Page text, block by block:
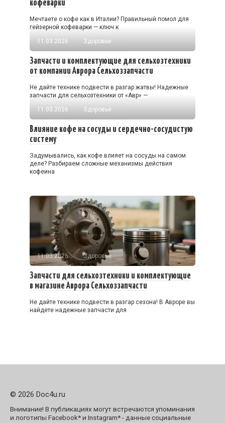
кофеварки
Мечтаете о кофе как в Италии? Правильный помол для
гейзерной кофеварки — ключ к
11.03.2026
Здоровье
Запчасти и комплектующие для сельхозтехники
от компании Аврора Сельхоззапчасти
Не дайте технике подвести в разгар жатвы! Надежные
запчасти для сельхозтехники от «Авр» —
11.03.2026
Здоровье
Влияние кофе на сосуды и сердечно-сосудистую
систему
Задумывались, как кофе влияет на сосуды на самом
деле? Разбираем сложные механизмы действия
кофеина
11.03.2026 Здоровье
Запчасти для сельхозтехники и комплектующие
в магазине Аврора Сельхоззапчасти
Не дайте технике подвести в разгар сезона! В Авроре вы
найдете надежные запчасти для
© 2026 Doc4u.ru
Внимание! В публикациях могут встречаются упоминания
и логотипы Facebook* и Instagram* - данные социальные